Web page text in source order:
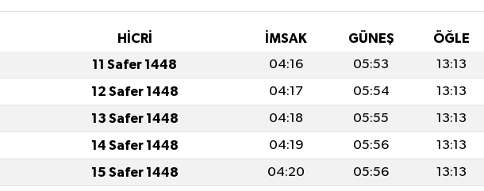
HİCRİ İMSAK GÜNEŞ ÖĞLE
11 Safer 1448 04:16 05:53 13:13
12 Safer 1448 04:17 05:54 13:13
13 Safer 1448 04:18 05:55 13:13
14 Safer 1448 04:19 05:56 13:13
15 Safer 1448 04:20 05:56 13:13